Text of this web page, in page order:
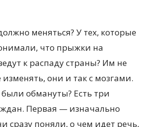
меняться? У тех, которые
что прыжки на
к распаду страны? Им не
изменять, они и так с мозгами.
были обмануты? Есть три
Первая — изначально
сразу поняли, о чем идет речь,